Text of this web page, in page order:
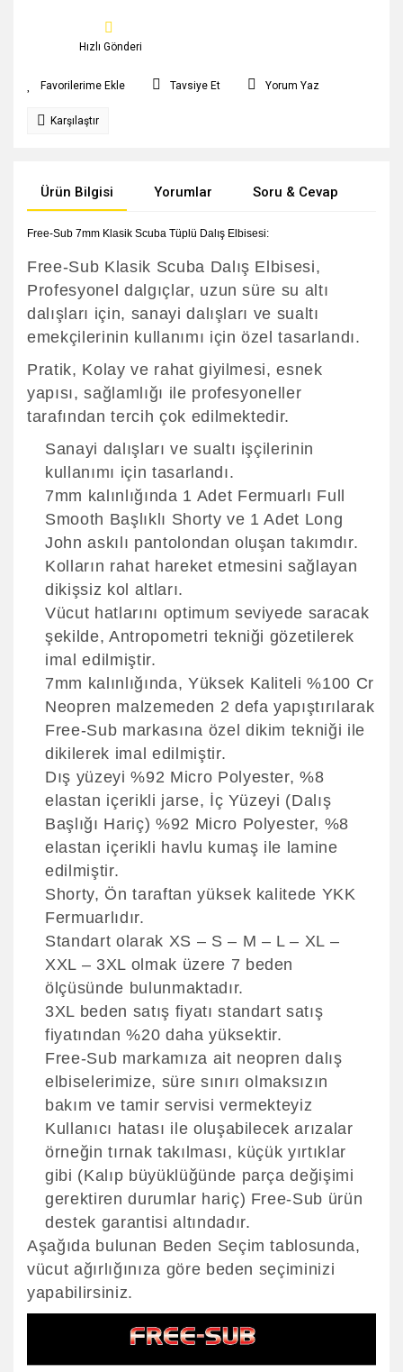
Hızlı Gönderi
Tavsiye Et Yorum Yaz
Karşılaştır
Ürün Bilgisi Yorumlar Soru & Cevap
Free-Sub 7mm Klasik Scuba Tüplü Dalış Elbisesi:
Free-Sub Klasik Scuba Dalış Elbisesi,
Profesyonel dalgıçlar, uzun süre su altı
dalışları için, sanayi dalışları ve sualtı
emekçilerinin kullanımı için özel tasarlandı.
Pratik, Kolay ve rahat giyilmesi, esnek
yapısı, sağlamlığı ile profesyoneller
tarafından tercih çok edilmektedir.
Sanayi dalışları ve sualtı işçilerinin
kullanımı için tasarlandı.
7mm kalınlığında 1 Adet Fermuarlı Full
Smooth Başlıklı Shorty ve 1 Adet Long
John askılı pantolondan oluşan takımdır.
Kolların rahat hareket etmesini sağlayan
dikişsiz kol altları.
Vücut hatlarını optimum seviyede saracak
şekilde, Antropometri tekniği gözetilerek
imal edilmiştir.
7mm kalınlığında, Yüksek Kaliteli %100 Cr
Neopren malzemeden 2 defa yapıştırılarak
Free-Sub markasına özel dikim tekniği ile
dikilerek imal edilmiştir.
Dış yüzeyi %92 Micro Polyester, %8
elastan içerikli jarse, İç Yüzeyi (Dalış
Başlığı Hariç) %92 Micro Polyester, %8
elastan içerikli havlu kumaş ile lamine
edilmiştir.
Shorty, Ön taraftan yüksek kalitede YKK
Fermuarlıdır.
Standart olarak XS – S – M – L – XL –
XXL – 3XL olmak üzere 7 beden
ölçüsünde bulunmaktadır.
3XL beden satış fiyatı standart satış
fiyatından %20 daha yüksektir.
Free-Sub markamıza ait neopren dalış
elbiselerimize, süre sınırı olmaksızın
bakım ve tamir servisi vermekteyiz
Kullanıcı hatası ile oluşabilecek arızalar
örneğin tırnak takılması, küçük yırtıklar
gibi (Kalıp büyüklüğünde parça değişimi
gerektiren durumlar hariç) Free-Sub ürün
destek garantisi altındadır.
Aşağıda bulunan Beden Seçim tablosunda,
vücut ağırlığınıza göre beden seçiminizi
yapabilirsiniz.